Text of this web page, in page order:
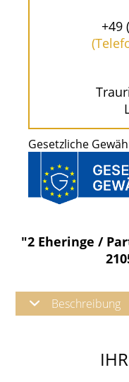
+49
Gesetzliche
"2 Eheringe /
Beschreibung